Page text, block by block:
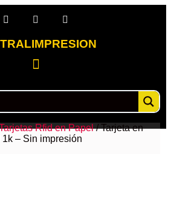
Rfid en Papel/ Tarjeta en
– Sin impresión